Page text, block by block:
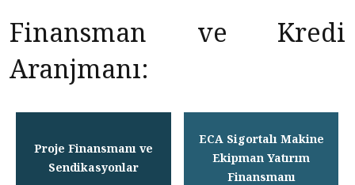
Finansman ve Kredi
Aranjmanı:
Proje Finansmanı ve
Sendikasyonlar
ECA Sigortalı Makine
Ekipman Yatırım
Finansmanı